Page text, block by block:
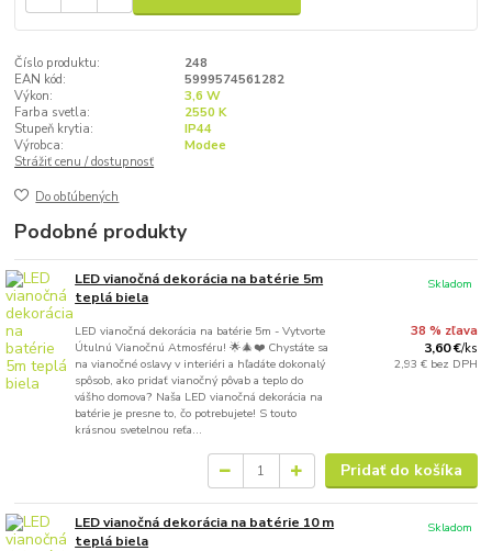
Číslo produktu:
248
EAN kód:
5999574561282
Výkon:
3,6 W
Farba svetla:
2550 K
Stupeň krytia:
IP44
Výrobca:
Modee
Strážiť cenu / dostupnosť
Do obľúbených
Podobné produkty
LED vianočná dekorácia na batérie 5m
teplá biela
LED vianočná dekorácia na batérie 5m - Vytvorte
Útulnú Vianočnú Atmosféru! 🌟🎄❤️ Chystáte sa
na vianočné oslavy v interiéri a hľadáte dokonalý
spôsob, ako pridať vianočný pôvab a teplo do
vášho domova? Naša LED vianočná dekorácia na
batérie je presne to, čo potrebujete! S touto
krásnou svetelnou reťa...
38 % zľava
3,60 €/ks
2,93 € bez DPH
Skladom
Pridať do košíka
LED vianočná dekorácia na batérie 10 m
teplá biela
Skladom